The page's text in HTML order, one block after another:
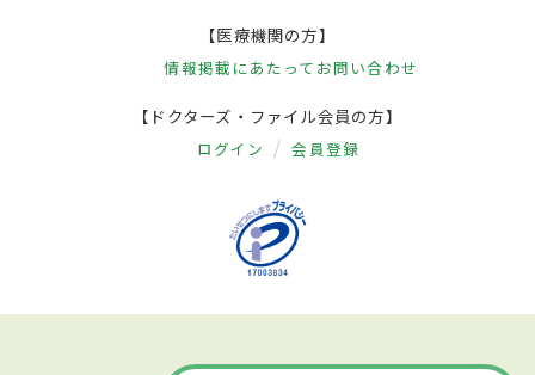
【医療機関の方】
情報掲載にあたって お問い合わせ
【ドクターズ・ファイル会員の方】
ログイン 会員登録